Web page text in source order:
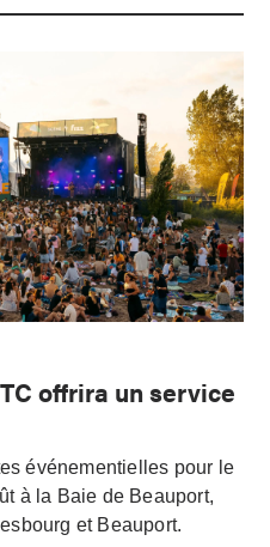
offrira un service
événementielles pour le
à la Baie de Beauport,
et Beauport.